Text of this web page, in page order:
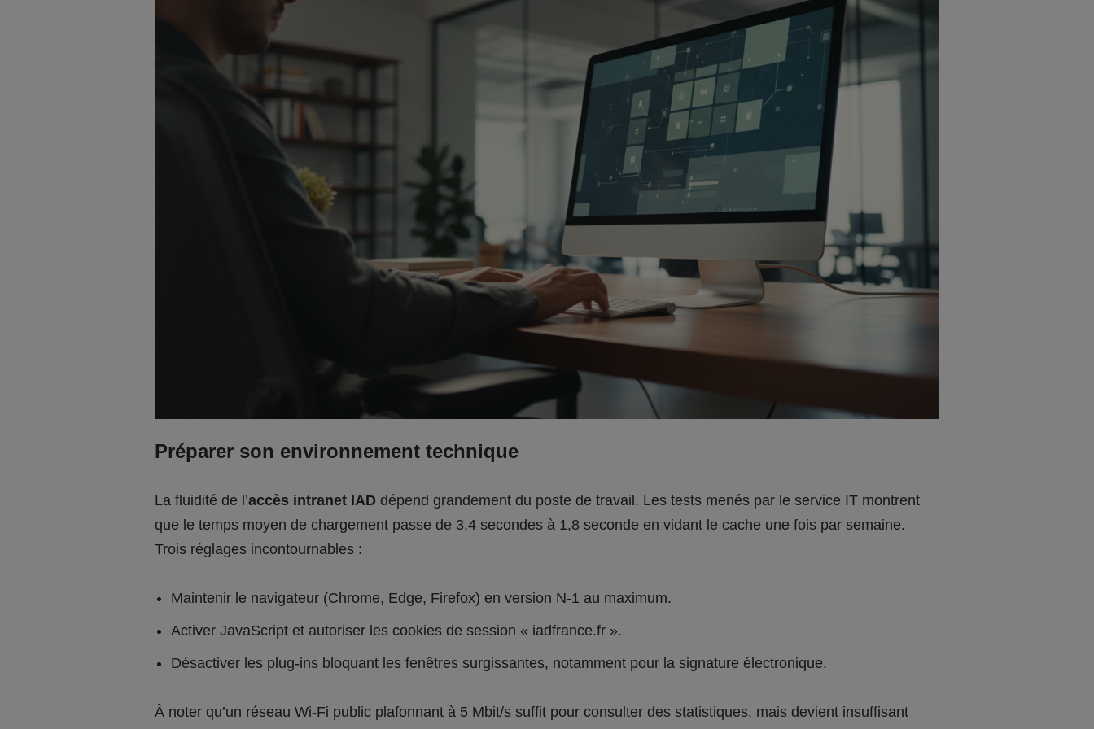
Préparer son environnement technique
La fluidité de l’accès intranet IAD dépend grandement du poste de travail. Les tests menés par le service IT montrent
que le temps moyen de chargement passe de 3,4 secondes à 1,8 seconde en vidant le cache une fois par semaine.
Trois réglages incontournables :
Maintenir le navigateur (Chrome, Edge, Firefox) en version N-1 au maximum.
Activer JavaScript et autoriser les cookies de session « iadfrance.fr ».
Désactiver les plug-ins bloquant les fenêtres surgissantes, notamment pour la signature électronique.
À noter qu’un réseau Wi-Fi public plafonnant à 5 Mbit/s suffit pour consulter des statistiques, mais devient insuffisant